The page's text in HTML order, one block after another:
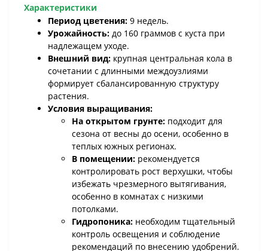
Характеристики
Период цветения: 9 недель.
Урожайность: до 160 граммов с куста при
надлежащем уходе.
Внешний вид: крупная центральная кола в
сочетании с длинными междоузлиями
формирует сбалансированную структуру
растения.
Условия выращивания:
На открытом грунте: подходит для
сезона от весны до осени, особенно в
теплых южных регионах.
В помещении: рекомендуется
контролировать рост верхушки, чтобы
избежать чрезмерного вытягивания,
особенно в комнатах с низкими
потолками.
Гидропоника: необходим тщательный
контроль освещения и соблюдение
рекомендаций по внесению удобрений.